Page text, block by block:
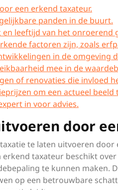
een erkend taxateur.
panden in de buurt.
leeftijd van het onroerend
factoren zijn, zoals
in de omgeving
mee in de
of renovaties die invloed
om een actueel
in voor advies.
door
te laten uitvoeren
taxateur beschikt
te kunnen maken.
op een betrouwbare